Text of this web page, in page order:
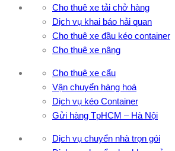
Cho thuê xe tải chở hàng
Dịch vụ khai báo hải quan
Cho thuê xe đầu kéo container
Cho thuê xe nâng
Cho thuê xe cẩu
Vận chuyển hàng hoá
Dịch vụ kéo Container
Gửi hàng TpHCM – Hà Nội
Dịch vụ chuyển nhà trọn gói